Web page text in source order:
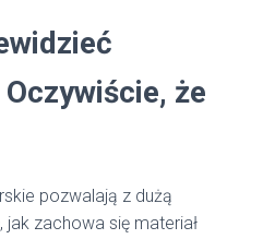
że
pozwalają z dużą
zachowa się materiał